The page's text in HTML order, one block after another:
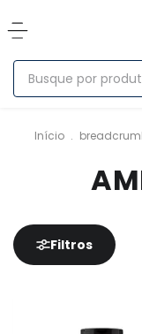
Início .
Filtros